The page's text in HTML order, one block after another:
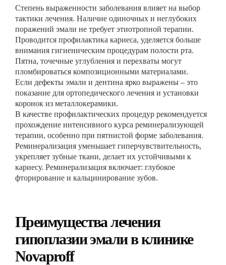
Степень выраженности заболевания влияет на выбор
тактики лечения. Наличие одиночных и неглубоких
поражений эмали не требует этиотропной терапии.
Проводится профилактика кариеса, уделяется больше
внимания гигиеническим процедурам полости рта.
Пятна, точечные углубления и перехваты могут
пломбироваться композиционными материалами.
Если дефекты эмали и дентина ярко выражены – это
показание для ортопедического лечения и установки
коронок из металлокерамики.
В качестве профилактических процедур рекомендуется
прохождение интенсивного курса реминерализующей
терапии, особенно при пятнистой форме заболевания.
Реминерализация уменьшает гиперчувствительность,
укрепляет зубные ткани, делает их устойчивыми к
кариесу. Реминерализация включает: глубокое
фторирование и кальцинирование зубов.
Преимущества лечения
гипоплазии эмали в клинике
Novaproff